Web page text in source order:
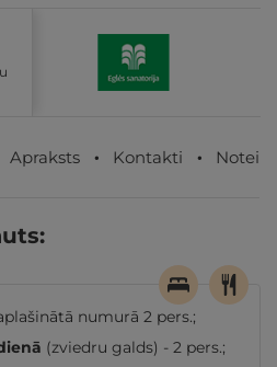
Apraksts Kontakti
numurā 2 pers.;
(zviedru galds) - 2 pers.;